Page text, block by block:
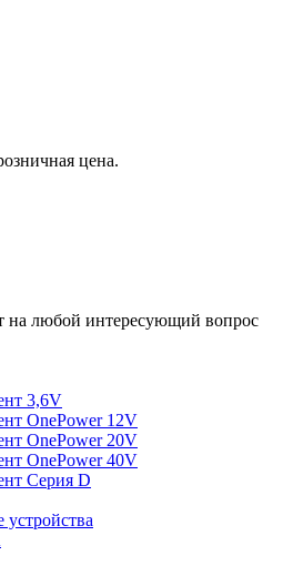
цена.
на любой интересующий вопрос
3,6V
OnePower 12V
OnePower 20V
OnePower 40V
Серия D
устройства